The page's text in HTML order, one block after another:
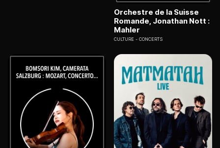
Orchestre de la Suisse
Romande, Jonathan Nott :
Mahler
CULTURE CONCERTS